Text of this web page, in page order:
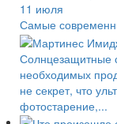
11 июля
Самые
Солнцезащитные
необходимых
не секрет, что
фотостарение,...